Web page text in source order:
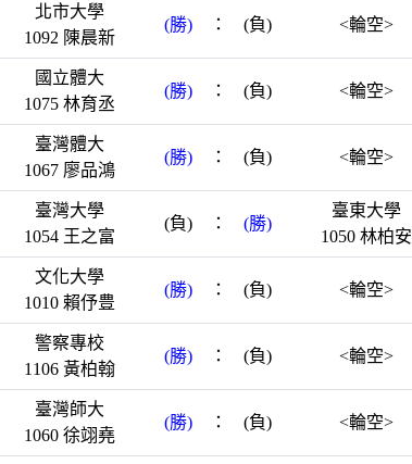
北市大學
1092 陳晨新
(勝) ： (負) <輪空>
國立體大
1075 林育丞
(勝) ： (負) <輪空>
臺灣體大
1067 廖品鴻
(勝) ： (負) <輪空>
臺灣大學
1054 王之富
(負) ： (勝)
臺東大學
1050 林柏安
文化大學
1010 賴伃豊
(勝) ： (負) <輪空>
警察專校
1106 黃柏翰
(勝) ： (負) <輪空>
臺灣師大
1060 徐翊堯
(勝) ： (負) <輪空>